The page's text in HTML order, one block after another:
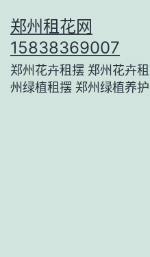
至
内
容
郑州租花网
15838369007
郑州花卉租摆 郑州花卉
州绿植租摆 郑州绿植养护